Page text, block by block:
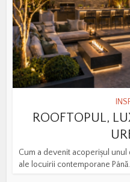
ROOFTOPUL,
Cum a devenit acoperișul
ale locuirii contemporane